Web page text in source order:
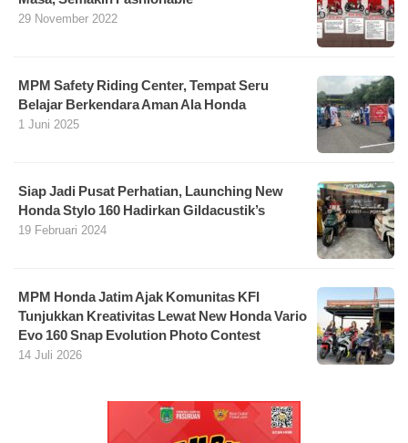
29 November 2022
MPM Safety Riding Center, Tempat Seru
Belajar Berkendara Aman Ala Honda
1 Juni 2025
Siap Jadi Pusat Perhatian, Launching New
Honda Stylo 160 Hadirkan Gildacustik’s
19 Februari 2024
MPM Honda Jatim Ajak Komunitas KFI
Tunjukkan Kreativitas Lewat New Honda Vario
Evo 160 Snap Evolution Photo Contest
14 Juli 2026